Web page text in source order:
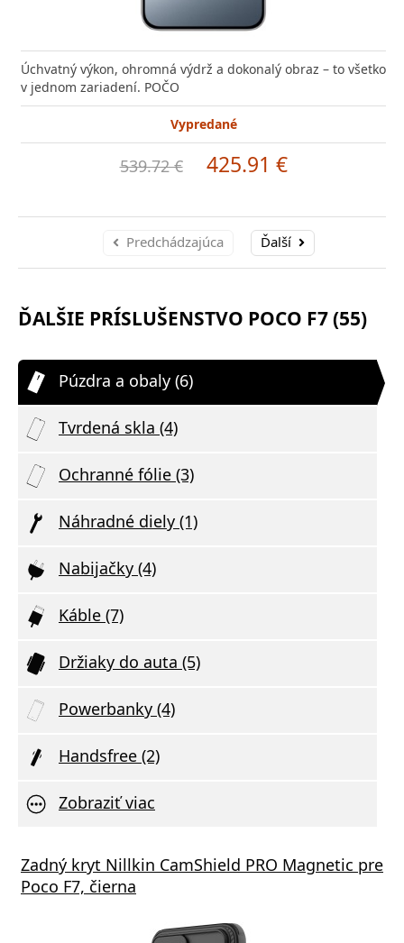
Úchvatný výkon, ohromná výdrž a dokonalý obraz – to všetko
v jednom zariadení. POČO
Vypredané
539.72 € 425.91 €
Predchádzajúca Ďalší
ĎALŠIE PRÍSLUŠENSTVO POCO F7 (55)
Púzdra a obaly (6)
Tvrdená skla (4)
Ochranné fólie (3)
Náhradné diely (1)
Nabijačky (4)
Káble (7)
Držiaky do auta (5)
Powerbanky (4)
Handsfree (2)
Zobraziť viac
Zadný kryt Nillkin CamShield PRO Magnetic pre
Poco F7, čierna